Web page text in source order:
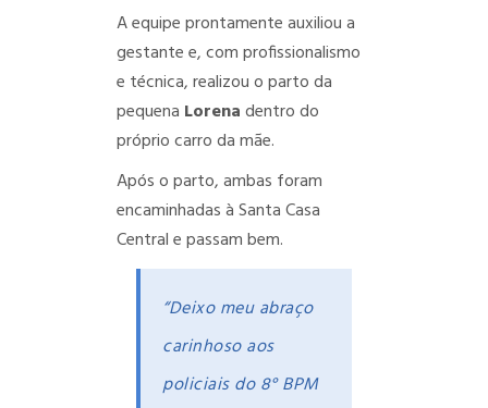
A equipe prontamente auxiliou a
gestante e, com profissionalismo
e técnica, realizou o parto da
pequena Lorenadentro do
próprio carro da mãe.
Após o parto, ambas foram
encaminhadas à Santa Casa
Central e passam bem.
“Deixo meu abraço
carinhoso aos
policiais do 8° BPM